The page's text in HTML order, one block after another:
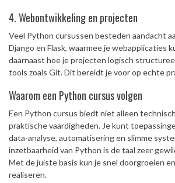
4. Webontwikkeling en projecten
Veel Python cursussen besteden aandacht
Django en Flask, waarmee je webapplicaties
daarnaast hoe je projecten logisch
tools zoals Git. Dit bereidt je voor op echte
Waarom een Python cursus volgen
Een Python cursus biedt niet alleen
praktische vaardigheden. Je kunt
data-analyse, automatisering en slimme
inzetbaarheid van Python is de taal zeer
Met de juiste basis kun je snel doorgroeien
realiseren.